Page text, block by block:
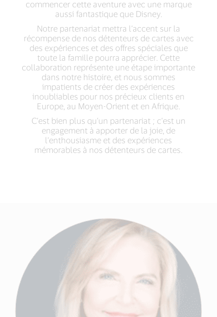
commencer cette aventure avec une marque
aussi fantastique que Disney.
Notre partenariat mettra l’accent sur la
récompense de nos détenteurs de cartes avec
des expériences et des offres spéciales que
toute la famille pourra apprécier. Cette
collaboration représente une étape importante
dans notre histoire, et nous sommes
impatients de créer des expériences
inoubliables pour nos précieux clients en
Europe, au Moyen-Orient et en Afrique.
C’est bien plus qu’un partenariat ; c’est un
engagement à apporter de la joie, de
l’enthousiasme et des expériences
mémorables à nos détenteurs de cartes.